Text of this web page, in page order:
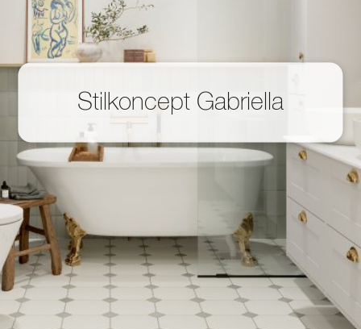
Om Alterna
Inspiration
Showroom
Kontakta oss
Stilkoncept Gabriella